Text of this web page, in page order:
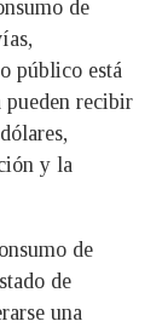
de
público está
pueden recibir
y la
de
de
una